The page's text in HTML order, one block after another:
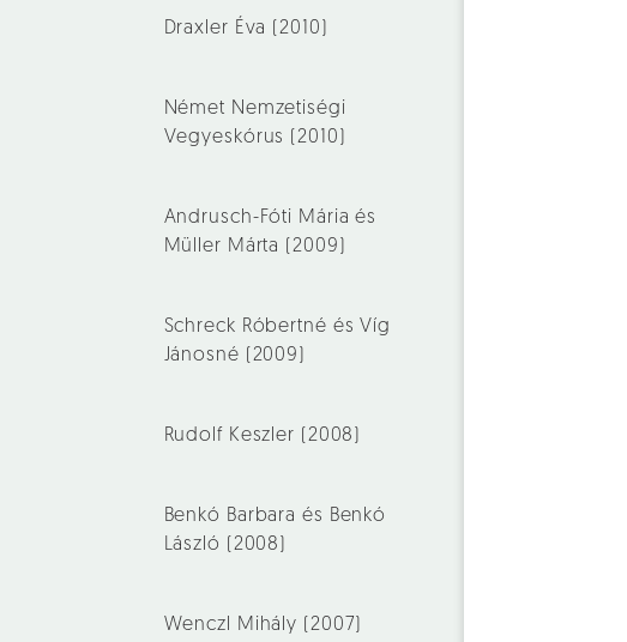
Draxler Éva (2010)
Német Nemzetiségi
Vegyeskórus (2010)
Andrusch-Fóti Mária és
Müller Márta (2009)
Schreck Róbertné és Víg
Jánosné (2009)
Rudolf Keszler (2008)
Benkó Barbara és Benkó
László (2008)
Wenczl Mihály (2007)